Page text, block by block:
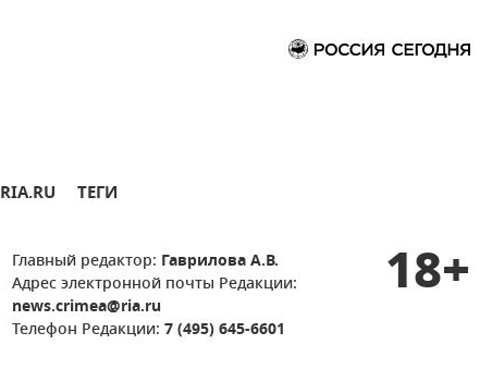
RIA.RU ТЕГИ
Главный редактор: Гаврилова А.В.
Адрес электронной почты Редакции:
news.crimea@ria.ru
Телефон Редакции: 7 (495) 645-6601
18+